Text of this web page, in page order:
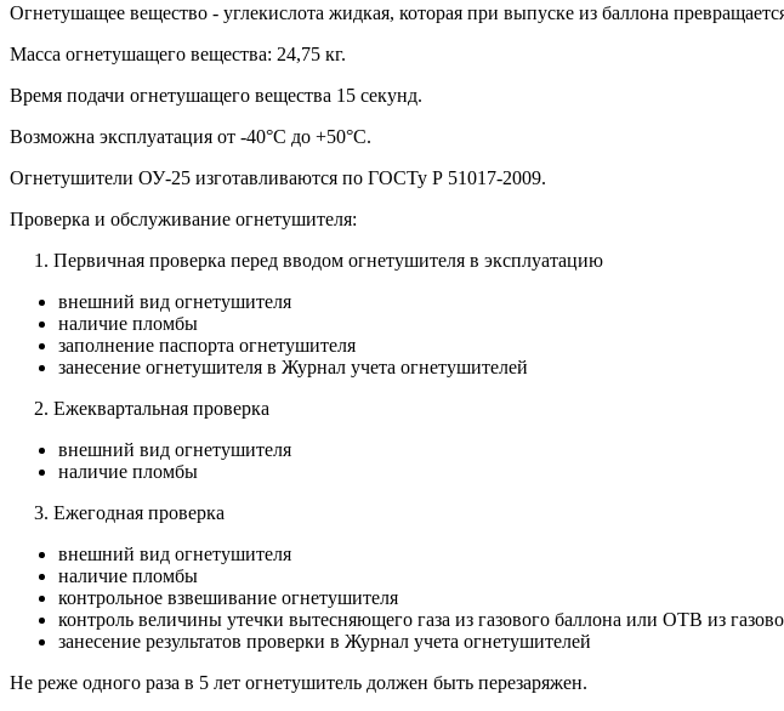
Огнетушащее вещество - углекислота жидкая, которая при выпуске из баллона
Масса огнетушащего вещества: 24,75 кг.
Время подачи огнетушащего вещества 15 секунд.
Возможна эксплуатация от -40°C до +50°C.
Огнетушители ОУ-25 изготавливаются по ГОСТу Р 51017-2009.
Проверка и обслуживание огнетушителя:
1. Первичная проверка перед вводом огнетушителя в эксплуатацию
внешний вид огнетушителя
наличие пломбы
заполнение паспорта огнетушителя
занесение огнетушителя в Журнал учета огнетушителей
2. Ежеквартальная проверка
внешний вид огнетушителя
наличие пломбы
3. Ежегодная проверка
внешний вид огнетушителя
наличие пломбы
контрольное взвешивание огнетушителя
контроль величины утечки вытесняющего газа из газового баллона или ОТВ из
занесение результатов проверки в Журнал учета огнетушителей
Не реже одного раза в 5 лет огнетушитель должен быть перезаряжен.